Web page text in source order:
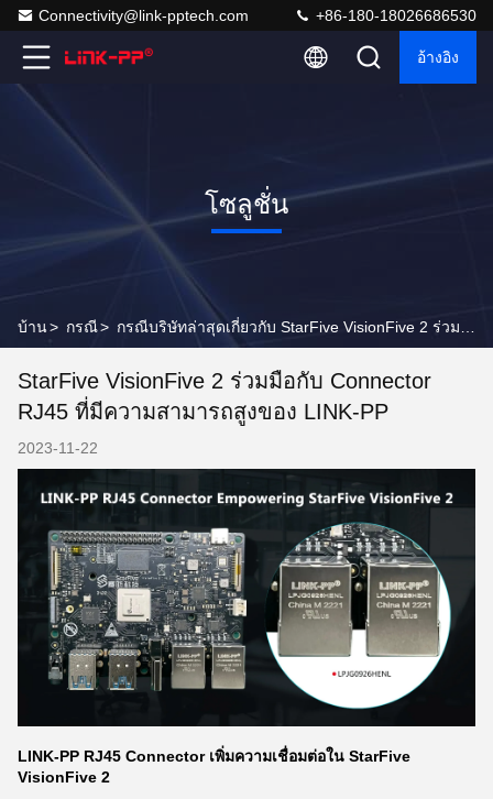
Connectivity@link-pptech.com +86-180-18026686530
อ้างอิง
โซลูชั่น
บ้าน> กรณี>
StarFive VisionFive 2 ร่วมมือกับ Connector
RJ45 ที่มีความสามารถสูงของ LINK-PP
2023-11-22
LINK-PP RJ45 Connector เพิ่มความเชื่อมต่อใน StarFive
VisionFive 2